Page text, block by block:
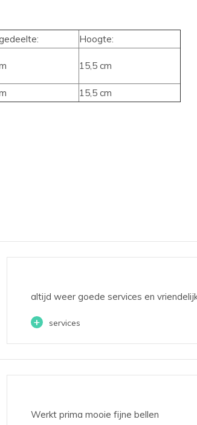
Hoogte:
15,5 cm
15,5 cm
altijd weer goede services en
+ services
Werkt prima mooie fijne bellen